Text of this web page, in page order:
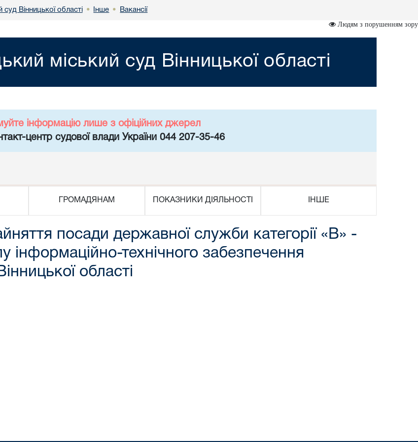
суд Вінницької області • Інше • Вакансії
Людям з порушенням зору
міський суд Вінницької області
інформацію лише з офіційних джерел
центр судової влади України 044 207-35-46
ГРОМАДЯНАМ ПОКАЗНИКИ ДІЯЛЬНОСТІ ІНШЕ
посади державної служби категорії «В» -
інформаційно-технічного забезпечення
області